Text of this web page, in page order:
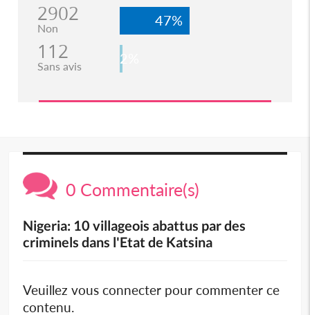
2902
Non 47%
112
Sans avis 2%
0 Commentaire(s)
Nigeria: 10 villageois abattus par des
criminels dans l'Etat de Katsina
Veuillez vous connecter pour commenter ce
contenu.